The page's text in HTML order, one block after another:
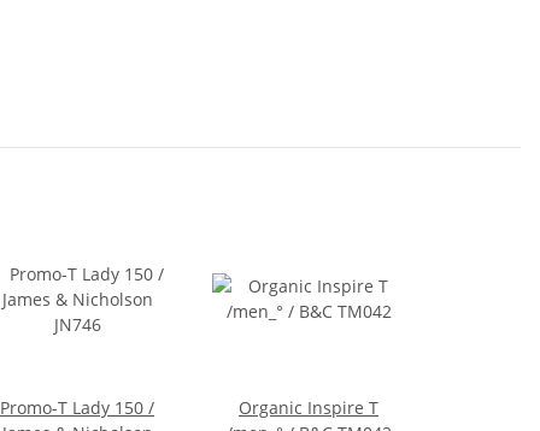
Promo-T Lady 150 /
Organic Inspire T